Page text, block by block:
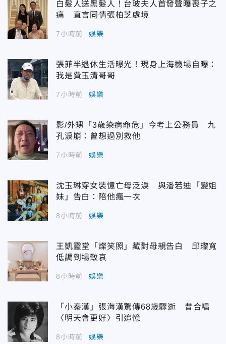
白髮人送黑髮人！台玻夫人首發聲曝喪子之
痛 直言同情張柏芝處境
7小時前 娛樂
張菲半退休生活曝光！現身上海機場自曝：
我是費玉清哥哥
7小時前 娛樂
影/外甥「3歲染病命危」今考上公務員 九
孔淚崩：曾想過別救他
7小時前 娛樂
沈玉琳穿女裝憶亡母泛淚 與潘若迪「變姐
妹」告白：陪他瘋一次
8小時前 娛樂
王凱靈堂「燦笑照」藏對母親告白 邱瓈寬
低調到場致哀
8小時前 娛樂
「小秦漢」張海漢驚傳68歲驟逝 昔合唱
〈明天會更好〉引追憶
8小時前 娛樂